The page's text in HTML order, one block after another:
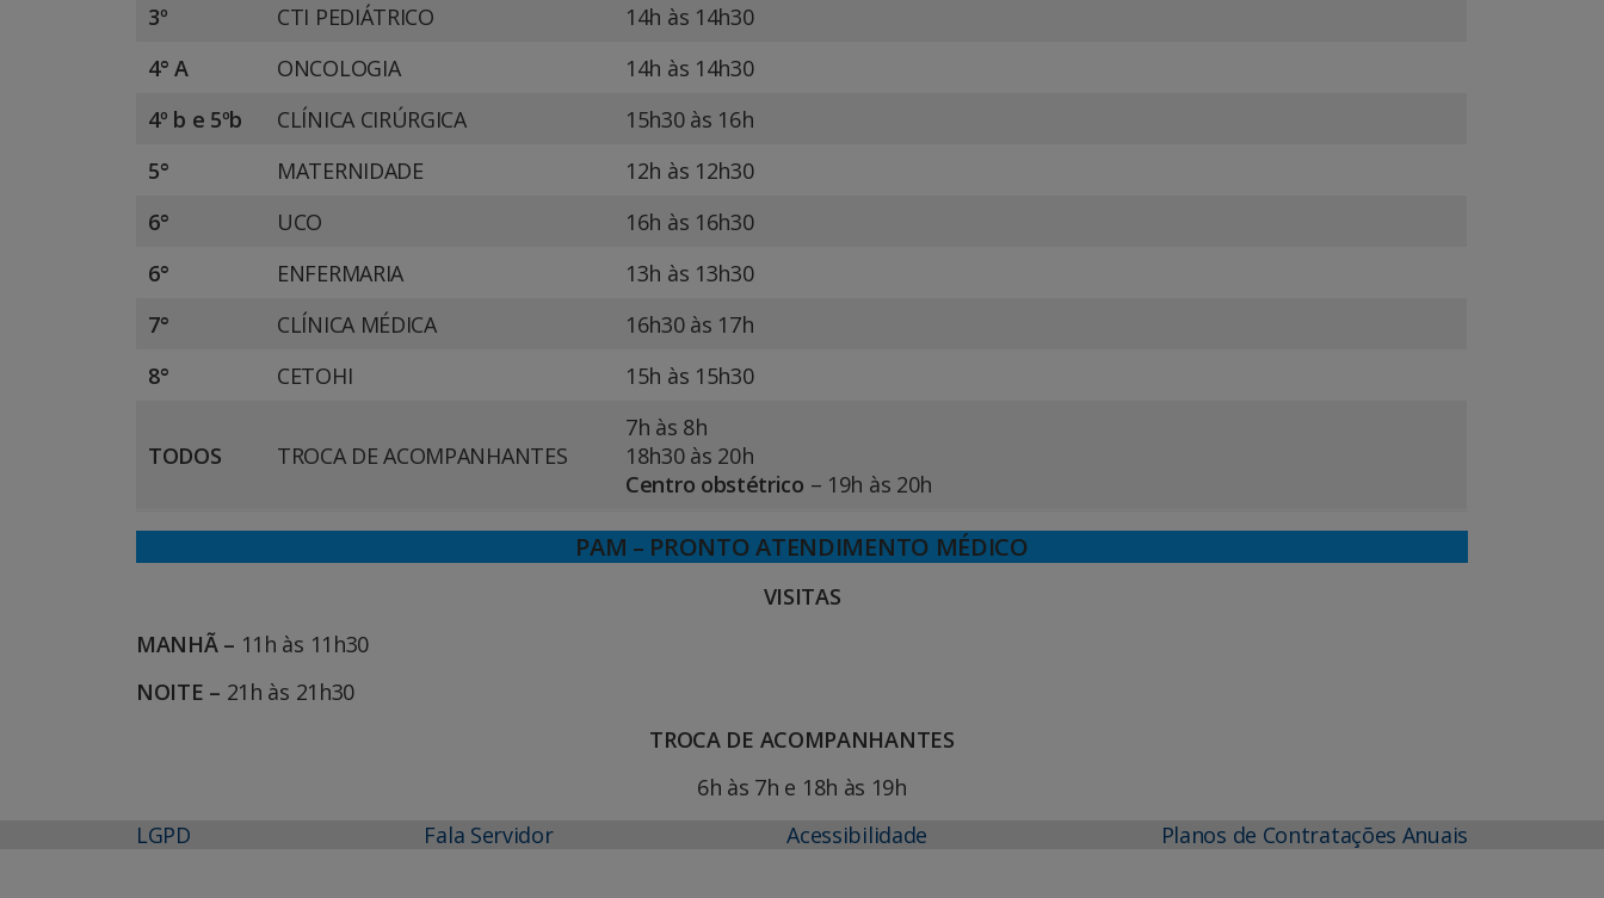
3º
CTI PEDIÁTRICO
14h às 14h30
4° A
ONCOLOGIA
14h às 14h30
4º b e 5ºb
CLÍNICA CIRÚRGICA
15h30 às 16h
5°
MATERNIDADE
12h às 12h30
6°
UCO
16h às 16h30
6°
ENFERMARIA
13h às 13h30
7°
CLÍNICA MÉDICA
16h30 às 17h
8°
CETOHI 15h às 15h30
TODOS TROCA DE ACOMPANHANTES
7h às 8h
18h30 às 20h
Centro obstétrico – 19h às 20h
PAM – PRONTO ATENDIMENTO MÉDICO
VISITAS
MANHÃ – 11h às 11h30
NOITE – 21h às 21h30
TROCA DE ACOMPANHANTES
6h às 7h e 18h às 19h
LGPD
Fala Servidor Acessibilidade Planos de Contratações Anuais